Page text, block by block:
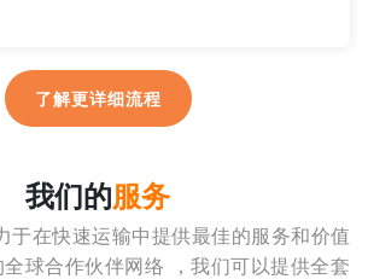
了解更详细流程
我们的服务
于在快速运输中提供最佳的服务和价值
球合作伙伴网络 ，我们可以提供全套